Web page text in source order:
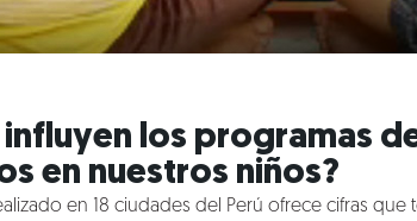
los programas
en nuestros niños?
en 18 ciudades del Perú ofrece cifras que